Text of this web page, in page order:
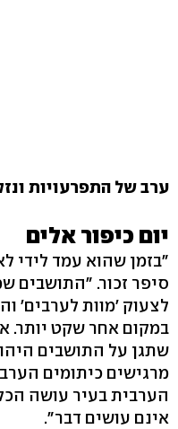
ערב של התפרעויות
יום כיפור אלים
"בזמן שהוא עמד לידי
סיפר זכור. "התושבים
לצעוק 'מוות לערבים'
במקום אחר שקט יותר.
שתגן על התושבים
מרגישים כיתומים
הערבית בעיר עושה
אינם עושים דבר".